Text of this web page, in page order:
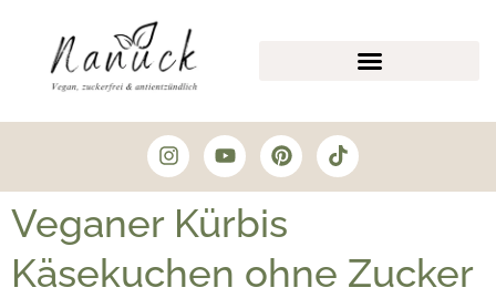
Veganer Kürbis
Käsekuchen ohne Zucker